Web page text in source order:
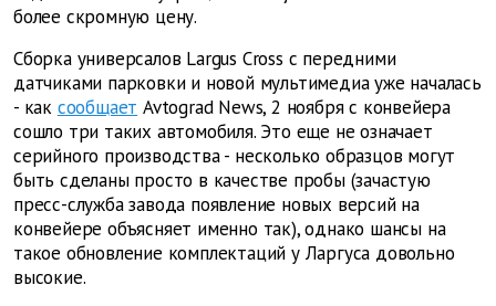
более скромную цену.
Сборка универсалов Largus Cross с передними
датчиками парковки и новой мультимедиа уже началась
- как сообщает Avtograd News, 2 ноября с конвейера
сошло три таких автомобиля. Это еще не означает
серийного производства - несколько образцов могут
быть сделаны просто в качестве пробы (зачастую
пресс-служба завода появление новых версий на
конвейере объясняет именно так), однако шансы на
такое обновление комплектаций у Ларгуса довольно
высокие.